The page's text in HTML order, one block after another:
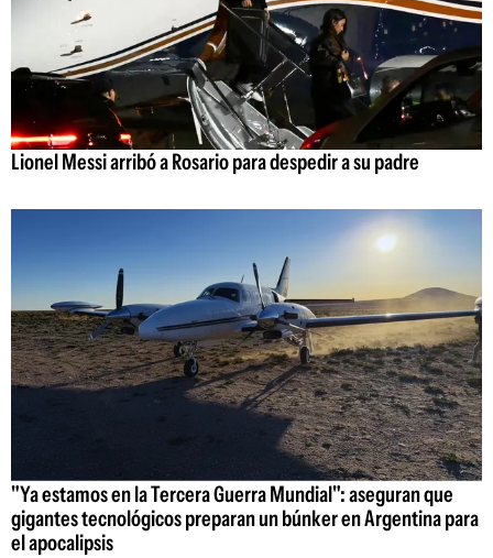
Lionel Messi arribó a Rosario para despedir a su padre
"Ya estamos en la Tercera Guerra Mundial": aseguran que
gigantes tecnológicos preparan un búnker en Argentina para
el apocalipsis